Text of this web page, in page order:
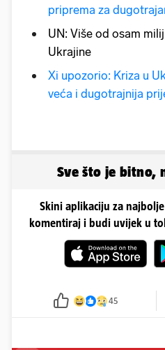
priprema za
UN: Više od osam
Ukrajine
Xi upozorio: Kriza u
veća i dugotrajnija
Sve što je bitno,
Skini aplikaciju za
komentiraj i budi uvijek u
45